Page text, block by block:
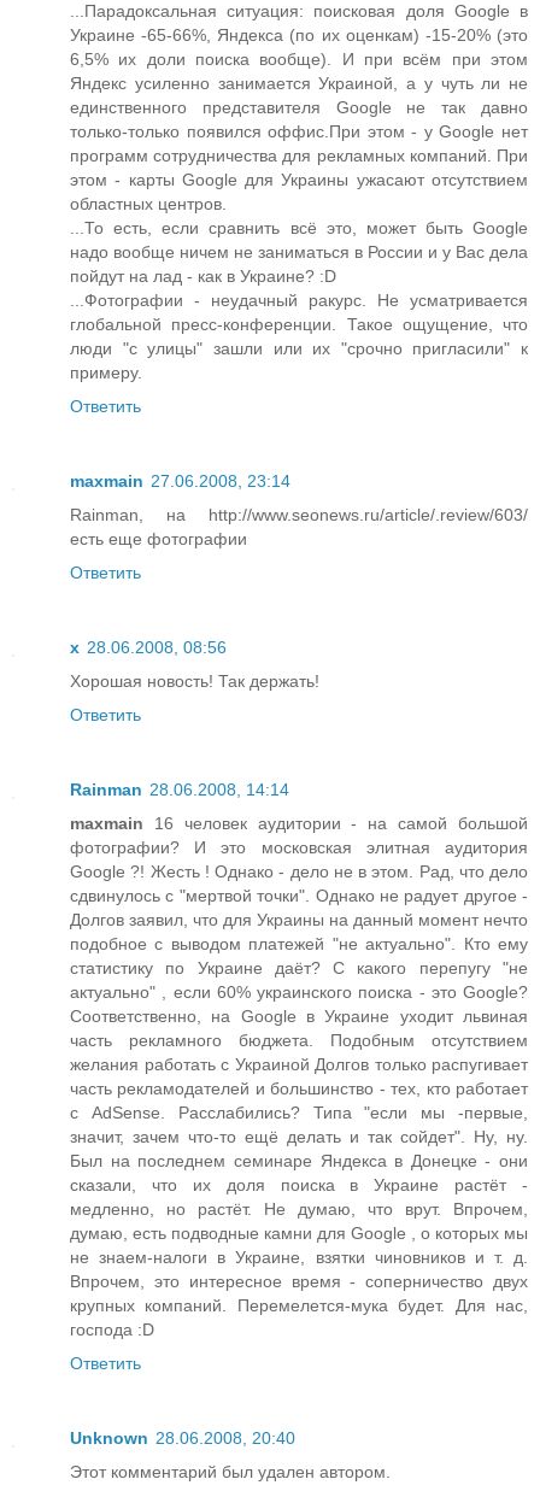
...Парадоксальная ситуация: поисковая доля Google в
Украине -65-66%, Яндекса (по их оценкам) -15-20% (это
6,5% их доли поиска вообще). И при всём при этом
Яндекс усиленно занимается Украиной, а у чуть ли не
единственного представителя Google не так давно
только-только появился оффис.При этом - у Google нет
программ сотрудничества для рекламных компаний. При
этом - карты Google для Украины ужасают отсутствием
областных центров.
...То есть, если сравнить всё это, может быть Google
надо вообще ничем не заниматься в России и у Вас дела
пойдут на лад - как в Украине? :D
...Фотографии - неудачный ракурс. Не усматривается
глобальной пресс-конференции. Такое ощущение, что
люди "с улицы" зашли или их "срочно пригласили" к
примеру.
Ответить
maxmain 27.06.2008, 23:14
Rainman, на http://www.seonews.ru/article/.review/603/
есть еще фотографии
Ответить
x 28.06.2008, 08:56
Хорошая новость! Так держать!
Ответить
Rainman 28.06.2008, 14:14
maxmain 16 человек аудитории - на самой большой
фотографии? И это московская элитная аудитория
Google ?! Жесть ! Однако - дело не в этом. Рад, что дело
сдвинулось с "мертвой точки". Однако не радует другое -
Долгов заявил, что для Украины на данный момент нечто
подобное с выводом платежей "не актуально". Кто ему
статистику по Украине даёт? С какого перепугу "не
актуально" , если 60% украинского поиска - это Google?
Соответственно, на Google в Украине уходит львиная
часть рекламного бюджета. Подобным отсутствием
желания работать с Украиной Долгов только распугивает
часть рекламодателей и большинство - тех, кто работает
с AdSense. Расслабились? Типа "если мы -первые,
значит, зачем что-то ещё делать и так сойдет". Ну, ну.
Был на последнем семинаре Яндекса в Донецке - они
сказали, что их доля поиска в Украине растёт -
медленно, но растёт. Не думаю, что врут. Впрочем,
думаю, есть подводные камни для Google , о которых мы
не знаем-налоги в Украине, взятки чиновников и т. д.
Впрочем, это интересное время - соперничество двух
крупных компаний. Перемелется-мука будет. Для нас,
господа :D
Ответить
Unknown 28.06.2008, 20:40
Этот комментарий был удален автором.